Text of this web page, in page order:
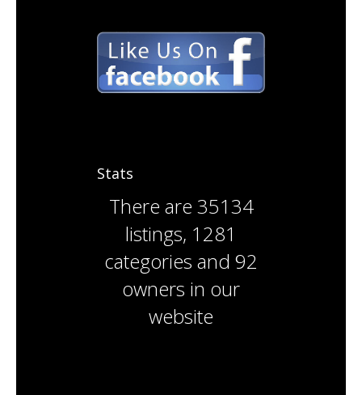
Stats
There are 35134
listings, 1281
categories and 92
owners in our
website